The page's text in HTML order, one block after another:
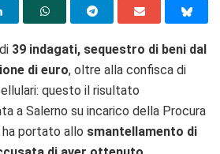
39 indagati, sequestro di beni dal
di euro, oltre alla confisca di
questo il risultato
a Salerno su incarico della Procura
ha portato allo smantellamento di